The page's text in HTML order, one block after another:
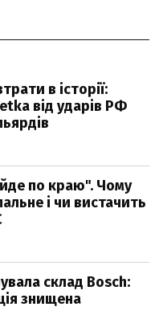
в історії:
від ударів РФ
по краю". Чому
і чи вистачить
склад Bosch:
знищена